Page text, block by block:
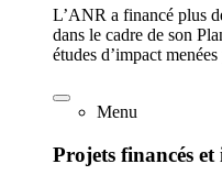
L’ANR a financé plus
dans le cadre de son
études d’impact
Menu
Projets financés